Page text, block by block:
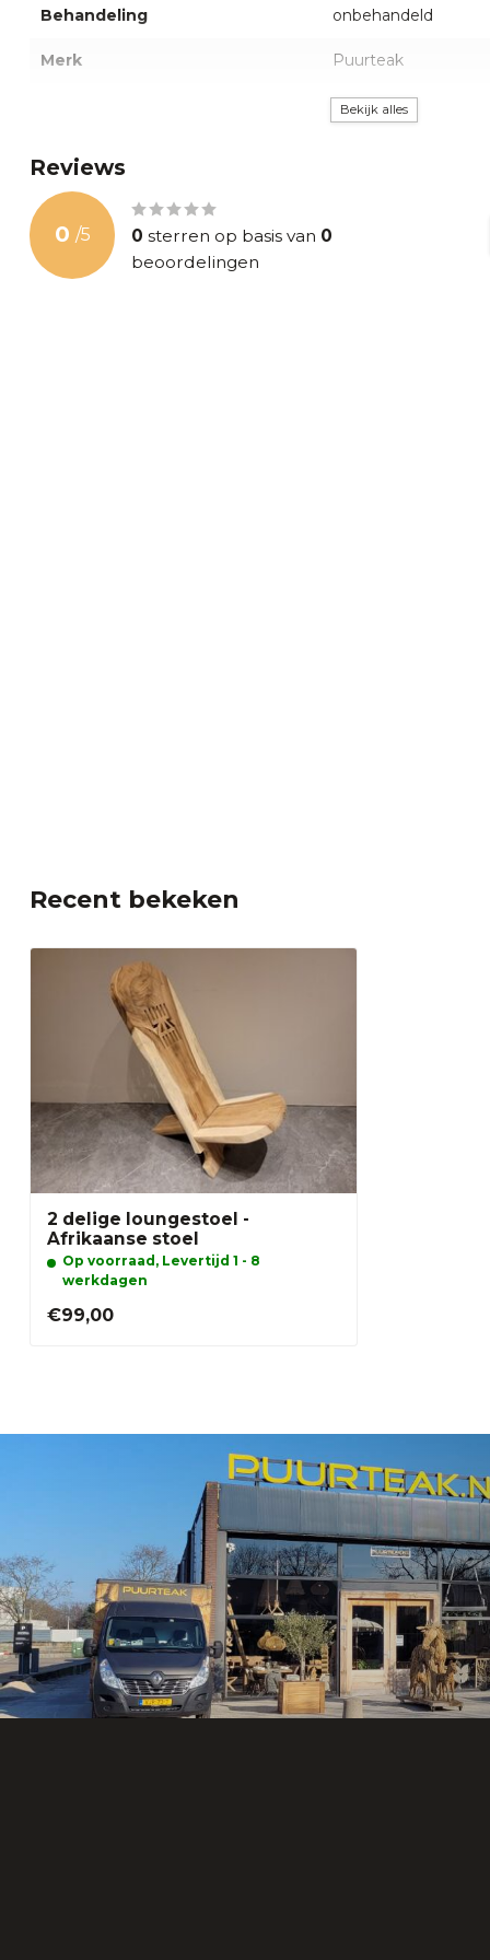
Behandeling onbehandeld
Merk Puurteak
2 jaar
Bekijk alles
Reviews
0 /5 0 sterren op basis van 0
beoordelingen
Recent bekeken
2 delige loungestoel -
Afrikaanse stoel
Op voorraad, Levertijd 1 - 8
werkdagen
€99,00